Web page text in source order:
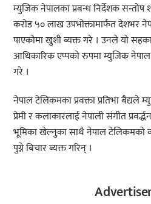
म्युजिक नेपालका प्रबन्ध निर्देशक
करोड ५० लाख उपभोक्तामार्फत देशभर
पाएकोमा खुशी ब्यक्त गरे । उनले यो
आधिकारिक एप्पको रुपमा म्युजिक नेपाल
गरे ।
नेपाल टेलिकमका प्रवक्ता प्रतिभा बैद्यले
प्रेमी र कलाकारलाई नेपाली संगीत
भूमिका खेल्नुका साथै नेपाल टेलिकमको
पुग्ने बिचार ब्यक्त गरिन् ।